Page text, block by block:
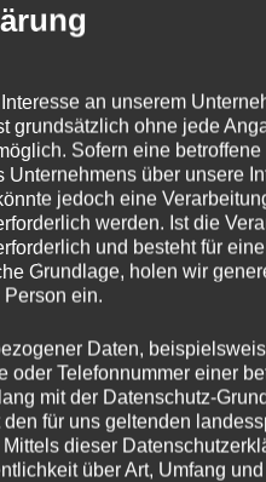
an unserem
grundsätzlich ohne jede
Sofern eine betroffene
Unternehmens über unsere
jedoch eine
werden. Ist die
und besteht für
Grundlage, holen wir
ein.
Daten,
oder Telefonnummer einer
mit der Datenschutz-
für uns geltenden
dieser
über Art, Umfang